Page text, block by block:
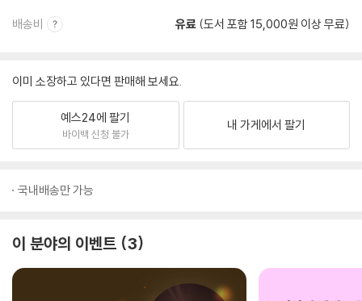
배송비 유료 (도서 포함 15,000원 이상 무료)
이미 소장하고 있다면 판매해 보세요.
예스24에 팔기
바이백 신청 불가
내 가게에서 팔기
국내배송만 가능
이 분야의 이벤트 3